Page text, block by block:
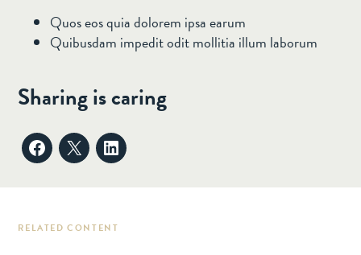
Quos eos quia dolorem ipsa earum
Quibusdam impedit odit mollitia illum laborum
Sharing is caring
RELATED CONTENT